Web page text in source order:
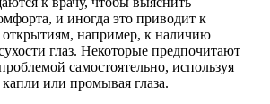
и иногда это приводит к
например, к наличию
глаз. Некоторые предпочитают
самостоятельно, используя
или промывая глаза.